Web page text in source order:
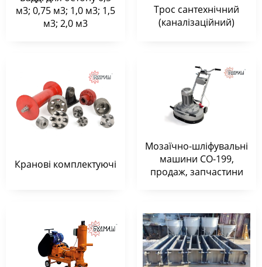
м3; 0,75 м3; 1,0 м3; 1,5
м3; 2,0 м3
Трос сантехнічний
(каналізаційний)
Кранові комплектуючі
Мозаїчно-шліфувальні
машини СО-199,
продаж, запчастини